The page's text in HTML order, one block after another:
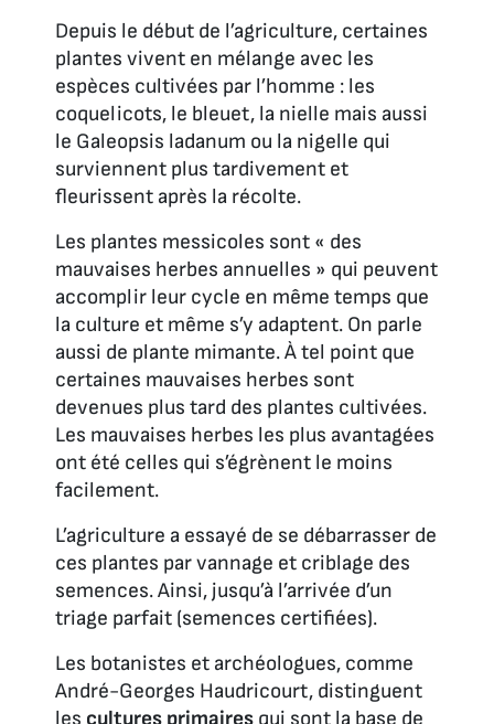
Depuis le début de l’agriculture, certaines
plantes vivent en mélange avec les
espèces cultivées par l’homme : les
coquelicots, le bleuet, la nielle mais aussi
le Galeopsis ladanum ou la nigelle qui
surviennent plus tardivement et
fleurissent après la récolte.
Les plantes messicoles sont « des
mauvaises herbes annuelles » qui peuvent
accomplir leur cycle en même temps que
la culture et même s’y adaptent. On parle
aussi de plante mimante. À tel point que
certaines mauvaises herbes sont
devenues plus tard des plantes cultivées.
Les mauvaises herbes les plus avantagées
ont été celles qui s’égrènent le moins
facilement.
L’agriculture a essayé de se débarrasser de
ces plantes par vannage et criblage des
semences. Ainsi, jusqu’à l’arrivée d’un
triage parfait (semences certifiées).
Les botanistes et archéologues, comme
André-Georges Haudricourt, distinguent
les cultures primaires qui sont la base de